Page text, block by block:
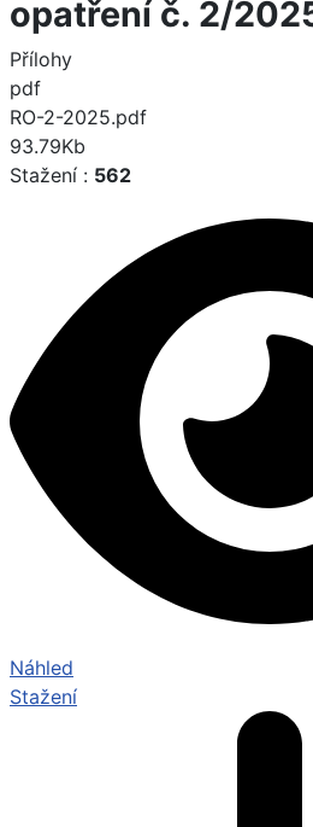
opatření č. 2/
Přílohy
pdf
RO-2-2025.pdf
93.79Kb
Stažení : 562
Náhled
Stažení